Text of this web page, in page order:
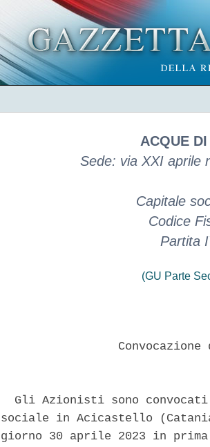
ACQUE
Sede: via XXI aprile
Capitale
Codice
Partita
(GU Parte
Gli Azionisti sono
sociale in Acicastello
giorno 30 aprile 2023 in